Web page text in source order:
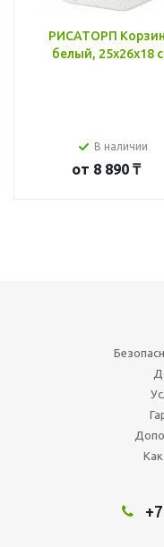
РИСАТОРП
белый, 25x26x18
В наличии
от 8 890 ₸